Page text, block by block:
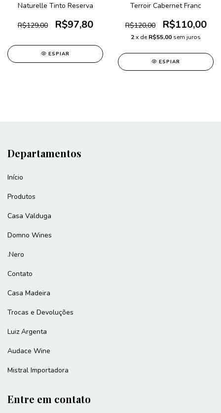
Naturelle Tinto Reserva
R$129,00 R$97,80
ESPIAR
Terroir Cabernet Franc
R$120,00 R$110,00
2x deR$55,00 sem juros
ESPIAR
Departamentos
Início
Produtos
Casa Valduga
Domno Wines
.Nero
Contato
Casa Madeira
Trocas e Devoluções
Luiz Argenta
Audace Wine
Mistral Importadora
Entre em contato